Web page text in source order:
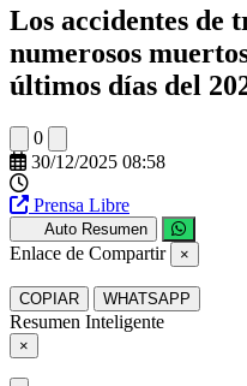
Los accidentes de
numerosos
últimos días del
0
30/12/2025 08:58
Prensa Libre
Auto Resumen
Enlace de Compartir ×
COPIAR WHATSAPP
Resumen Inteligente
×